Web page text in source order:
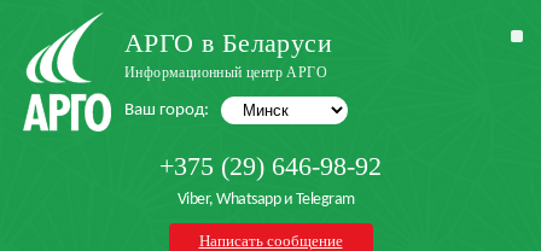
АРГО в Беларуси
Информационный центр АРГО
Ваш город:
+375 (29) 646-98-92
Viber, Whatsapp и Telegram
Написать сообщение